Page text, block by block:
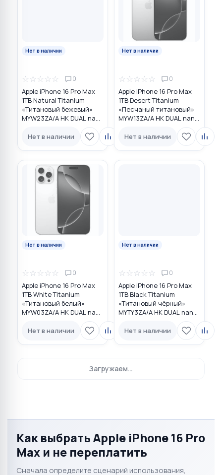
Нет в наличии
☆☆☆☆☆ 0
Apple iPhone 16 Pro Max
1TB Natural Titanium
«Tитановый бежевый»
MYW23ZA/A HK DUAL nano
Нет в наличии
Нет в наличии
☆☆☆☆☆ 0
Apple iPhone 16 Pro Max
1TB Desert Titanium
«Песчаный титановый»
MYW13ZA/A HK DUAL nano
Нет в наличии
Нет в наличии
☆☆☆☆☆ 0
Apple iPhone 16 Pro Max
1TB White Titanium
«Титановый белый»
MYW03ZA/A HK DUAL nano
Нет в наличии
Нет в наличии
☆☆☆☆☆ 0
Apple iPhone 16 Pro Max
1TB Black Titanium
«Титановый чёрный»
MYTY3ZA/A HK DUAL nano
Нет в наличии
Загружаем…
Как выбрать Apple iPhone 16 Pro
Max и не переплатить
Сначала определите сценарий использования,